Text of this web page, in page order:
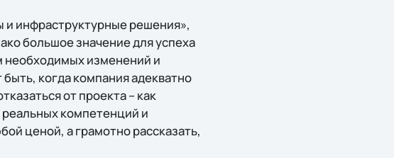
и инфраструктурные решения»,
большое значение для успеха
необходимых изменений и
когда компания адекватно
от проекта – как
реальных компетенций и
ценой, а грамотно рассказать,